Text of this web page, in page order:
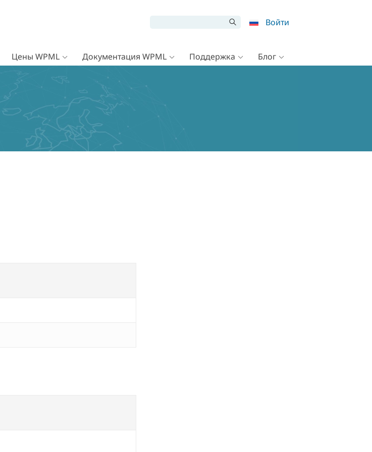
Войти
Цены WPML Документация WPML Поддержка Блог